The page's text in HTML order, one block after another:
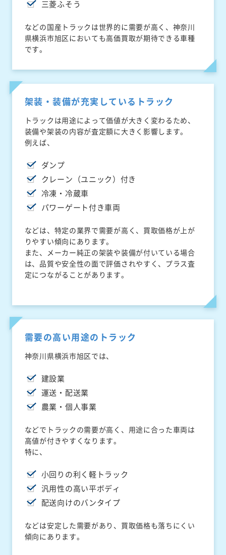
三菱ふそう
などの国産トラックは世界的に需要が高く、神奈川
県横浜市旭区においても高価買取が期待できる車種
です。
架装・装備が充実しているトラック
トラックは用途によって価値が大きく変わるため、
装備や架装の内容が査定額に大きく影響します。
例えば、
ダンプ
クレーン（ユニック）付き
冷凍・冷蔵車
パワーゲート付き車両
などは、特定の業界で需要が高く、買取価格が上が
りやすい傾向にあります。
また、メーカー純正の架装や装備が付いている場合
は、品質や安全性の面で評価されやすく、プラス査
定につながることがあります。
需要の高い用途のトラック
神奈川県横浜市旭区では、
建設業
運送・配送業
農業・個人事業
などでトラックの需要が高く、用途に合った車両は
高値が付きやすくなります。
特に、
小回りの利く軽トラック
汎用性の高い平ボディ
配送向けのバンタイプ
などは安定した需要があり、買取価格も落ちにくい
傾向にあります。